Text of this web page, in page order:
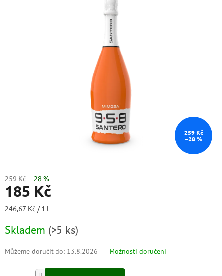
259 Kč
–28 %
259 Kč –28 %
185 Kč
Měrná
246,67 Kč / 1 l
Skladem (>5 ks)
Můžeme doručit do: 13.8.2026 Možnosti doručení